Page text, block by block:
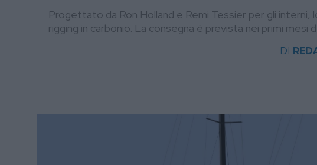
Progettato da Ron Holland e Remi Tessier per gli
rigging in carbonio. La consegna è prevista nei primi mesi
DI